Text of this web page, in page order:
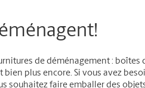
de déménagement : boîtes
plus encore. Si vous avez
souhaitez faire emballer des